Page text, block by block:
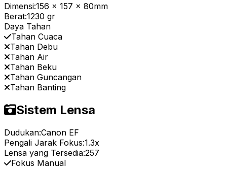
Dimensi:156 x 157 x 80mm
Berat:1230 gr
Daya Tahan
Tahan Cuaca
Tahan Debu
Tahan Air
Tahan Beku
Tahan Guncangan
Tahan Banting
Sistem Lensa
Dudukan:Canon EF
Pengali Jarak Fokus:1.3x
Lensa yang Tersedia:257
Fokus Manual